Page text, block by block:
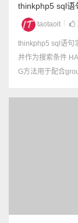
thinkphp5 sql语
taotaoit
thinkphp5 sql语句
并作为搜索条件 HAVIN
G方法用于配合
筛选（通常是聚合